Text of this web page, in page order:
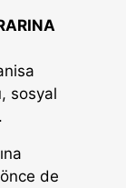
sosyal
de